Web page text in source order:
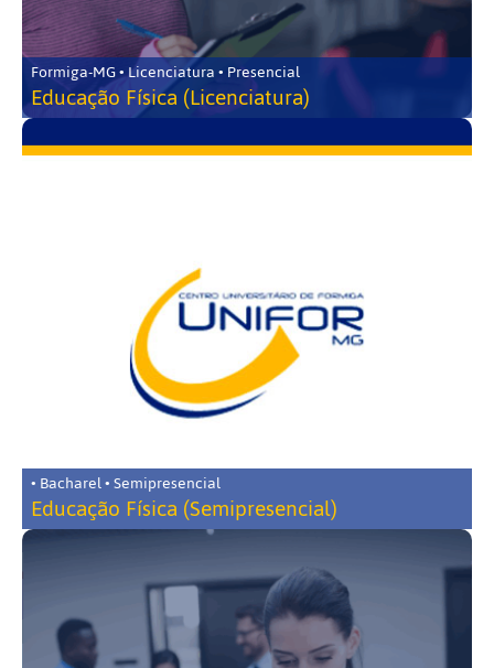
Formiga-MG • Licenciatura • Presencial
Educação Física (Licenciatura)
• Bacharel • Semipresencial
Educação Física (Semipresencial)